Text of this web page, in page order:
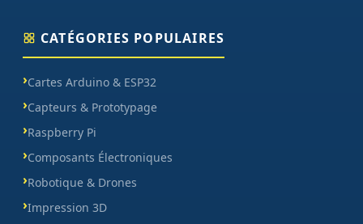
CATÉGORIES POPULAIRES
Cartes Arduino & ESP32
Capteurs & Prototypage
Raspberry Pi
Composants Électroniques
Robotique & Drones
Impression 3D